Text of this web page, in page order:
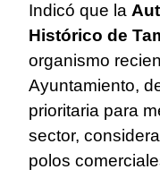
Indicó que la
Histórico de
organismo
Ayuntamiento,
prioritaria para
sector,
polos